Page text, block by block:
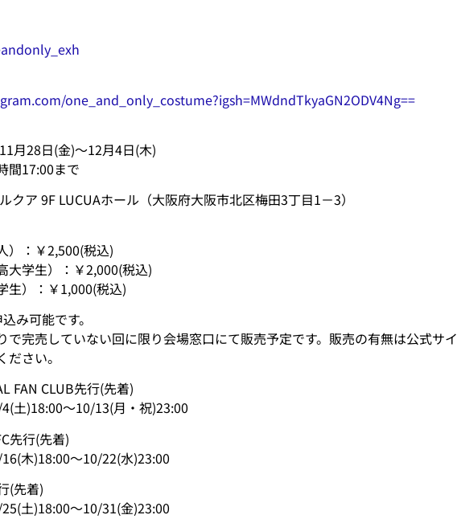
one_and_only_costume?igsh=MWdndTkyaGN2ODV4Ng==
月28日(金)～12月4日(木)
間17:00まで
クア 9F LUCUAホール（大阪府大阪市北区梅田3丁目1－3）
）：￥2,500(税込)
大学生）：￥2,000(税込)
生）：￥1,000(税込)
み可能です。
完売していない回に限り会場窓口にて販売予定です。販売の有無は公式サイ
ださい。
FAN CLUB先行(先着)
)18:00～10/13(月・祝)23:00
先行(先着)
木)18:00～10/22(水)23:00
(先着)
土)18:00～10/31(金)23:00